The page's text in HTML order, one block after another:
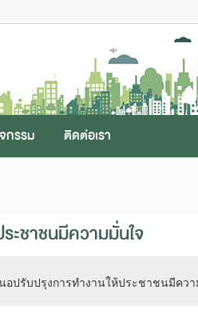
กรรม ติดต่อเรา
ะชาชนมีความมั่นใจ